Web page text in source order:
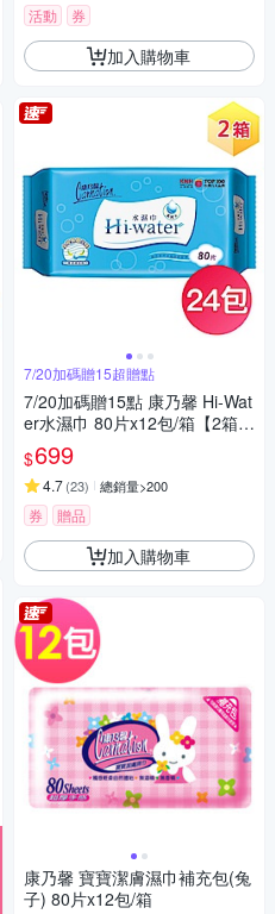
活動 券
加入購物車
7/20加碼贈15超贈點
7/20加碼贈15點 康乃馨 Hi-Wat
er水濕巾 80片x12包/箱【2箱組
24包】
$699
4.7(23) 總銷量>200
券 贈品
加入購物車
康乃馨 寶寶潔膚濕巾補充包(兔
子) 80片x12包/箱